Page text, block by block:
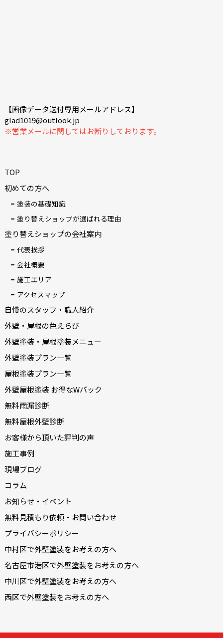
【画像データ送付専用メールアドレス】
glad1019@outlook.jp
※営業メールに関してはお断りしております。
TOP
初めての方へ
塗装の基礎知識
塗り替えショップが選ばれる理由
塗り替えショップの会社案内
代表挨拶
会社概要
施工エリア
アクセスマップ
自慢のスタッフ・職人紹介
外壁・屋根の色えらび
外壁塗装・屋根塗装メニュー
外壁塗装プラン一覧
屋根塗装プラン一覧
外壁屋根塗装 お得なWパック
無料雨漏診断
無料屋根外壁診断
お客様から頂いた評判の声
施工事例
現場ブログ
コラム
お知らせ・イベント
無料見積もり依頼・お問い合わせ
プライバシーポリシー
中村区で外壁塗装をお考えの方へ
名古屋市港区で外壁塗装をお考えの方へ
中川区で外壁塗装をお考えの方へ
西区で外壁塗装をお考えの方へ